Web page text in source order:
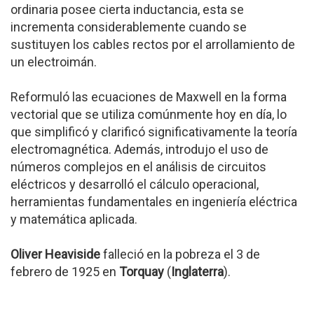
ordinaria posee cierta inductancia, esta se
incrementa considerablemente cuando se
sustituyen los cables rectos por el arrollamiento de
un electroimán.
Reformuló las ecuaciones de Maxwell en la forma
vectorial que se utiliza comúnmente hoy en día, lo
que simplificó y clarificó significativamente la teoría
electromagnética. Además, introdujo el uso de
números complejos en el análisis de circuitos
eléctricos y desarrolló el cálculo operacional,
herramientas fundamentales en ingeniería eléctrica
y matemática aplicada.
Oliver Heavisidefalleció en la pobreza el 3 de
febrero de 1925 en Torquay (Inglaterra).